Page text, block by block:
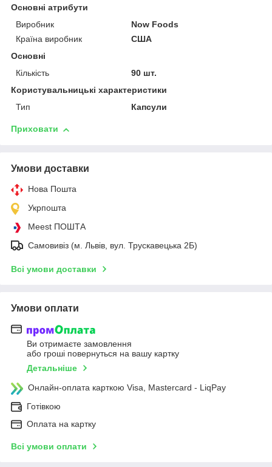
Основні атрибути
Виробник
Now Foods
Країна виробник
США
Основні
Кількість
90 шт.
Користувальницькі характеристики
Тип
Капсули
Приховати
Умови доставки
Нова Пошта
Укрпошта
Meest ПОШТА
Самовивіз (м. Львів, вул. Трускавецька 2Б)
Всі умови доставки
Умови оплати
Ви отримаєте замовлення
або гроші повернуться на вашу картку
Детальніше
Онлайн-оплата карткою Visa, Mastercard - LiqPay
Готівкою
Оплата на картку
Всі умови оплати